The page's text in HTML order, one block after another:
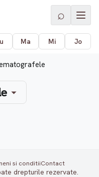
⌕
Ma Mi Jo
si conditiiContact
drepturile rezervate.